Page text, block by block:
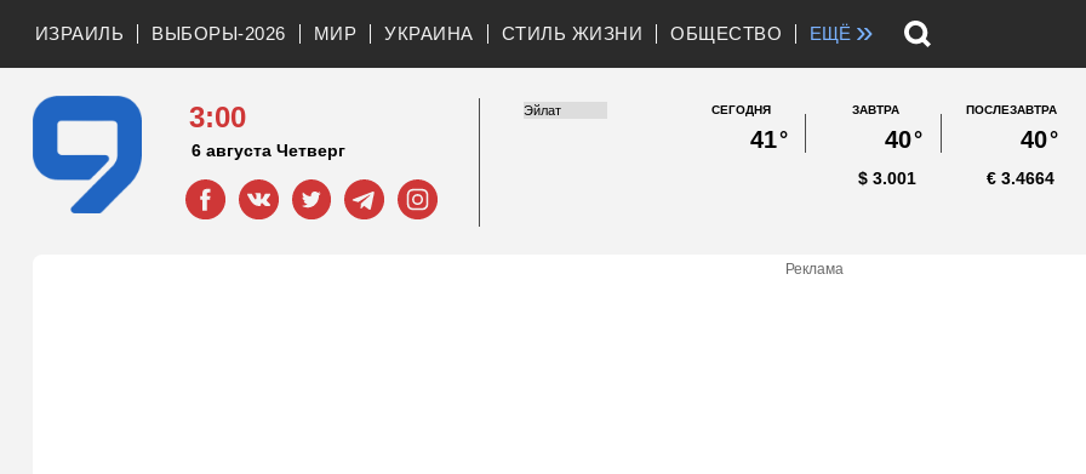
ИЗРАИЛЬ ВЫБОРЫ-2026 МИР УКРАИНА СТИЛЬ ЖИЗНИ ОБЩЕСТВО ЕЩЁ »
3:00
6 августа Четверг
СЕГОДНЯ
41°
ЗАВТРА
40°
ПОСЛЕЗАВТРА
40°
3.001
$ 3.4664
€
Реклама